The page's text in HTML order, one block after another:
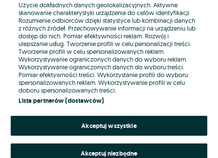
E-mail
Hasło
Nie pamiętasz hasła?
Zaloguj się
Użycie dokładnych danych geolokalizacyjnych. Aktywne
skanowanie charakterystyki urządzenia do celów identyfikacji.
Rozumienie odbiorców dzięki statystyce lub kombinacji danych
z różnych źródeł. Przechowywanie informacji na urządzeniu lub
dostęp do nich. Pomiar efektywności reklam. Rozwój i
ulepszanie usług. Tworzenie profili w celu personalizacji treści.
Tworzenie profili w celu spersonalizowanych reklam.
Wykorzystywanie ograniczonych danych do wyboru reklam.
Wykorzystywanie ograniczonych danych do wyboru treści.
Pomiar efektywności treści. Wykorzystanie profili do wyboru
spersonalizowanych reklam. Wykorzystywanie profili w celu
doboru spersonalizowanych treści.
Lista partnerów (dostawców)
Akceptuj wszystkie
Akceptuj niezbędne